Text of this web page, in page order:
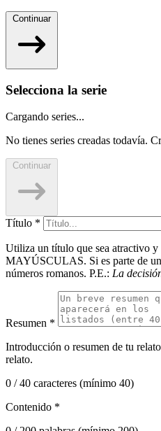
Continuar
Selecciona la serie
Cargando series...
No tienes series creadas todavía.
Título *
Utiliza un título que sea atractivo y
MAYÚSCULAS. Si es parte de
números romanos. P.E.: La
Resumen *
Introducción o resumen de tu
relato.
0 / 40 caracteres (mínimo 40)
Contenido *